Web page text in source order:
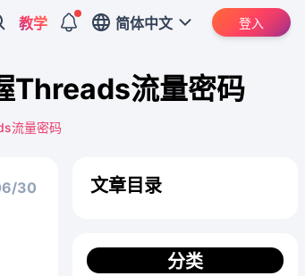
教学 简体中文 登入
Threads流量密码
流量密码
30 文章目录
分类